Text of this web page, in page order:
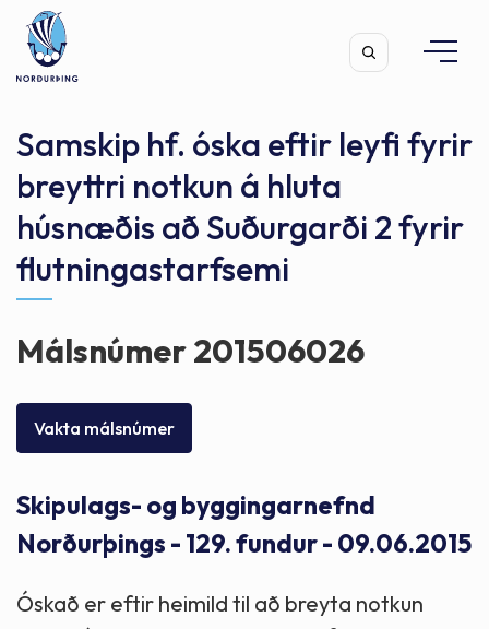
Leita
Samskip hf. óska eftir leyfi fyrir
breyttri notkun á hluta
húsnæðis að Suðurgarði 2 fyrir
flutningastarfsemi
Málsnúmer 201506026
Vakta málsnúmer
Skipulags- og byggingarnefnd
Norðurþings - 129. fundur - 09.06.2015
Óskað er eftir heimild til að breyta notkun